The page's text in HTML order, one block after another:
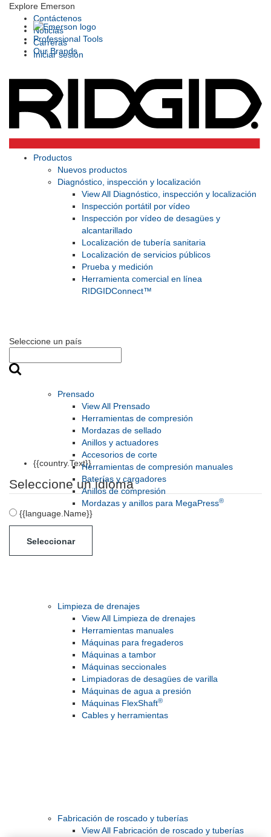
Explore Emerson
Professional Tools
Our Brands
Contáctenos
Noticias
Carreras
Iniciar sesión
Seleccione un país
{{country.Text}}
Seleccione un idioma
{{language.Name}}
Seleccionar
Productos
Nuevos productos
Diagnóstico, inspección y localización
View All Diagnóstico, inspección y localización
Inspección portátil por vídeo
Inspección por vídeo de desagües y
alcantarillado
Localización de tubería sanitaria
Localización de servicios públicos
Prueba y medición
Herramienta comercial en línea
RIDGIDConnect™
Prensado
View All Prensado
Herramientas de compresión
Mordazas de sellado
Anillos y actuadores
Accesorios de corte
Herramientas de compresión manuales
Baterías y cargadores
Anillos de compresión
Mordazas y anillos para MegaPress®
Limpieza de drenajes
View All Limpieza de drenajes
Herramientas manuales
Máquinas para fregaderos
Máquinas a tambor
Máquinas seccionales
Limpiadoras de desagües de varilla
Máquinas de agua a presión
Máquinas FlexShaft®
Cables y herramientas
Fabricación de roscado y tuberías
View All Fabricación de roscado y tuberías